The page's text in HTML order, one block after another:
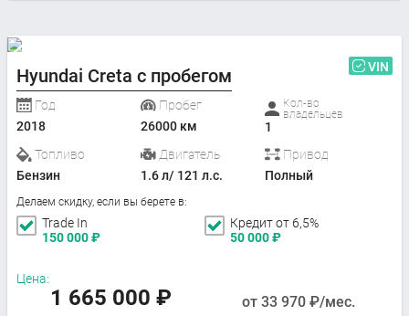
Hyundai Creta с пробегом VIN
Год
2018
Пробег
26000 км
Кол-во
владельцев
1
Топливо
Бензин
Двигатель
1.6 л/ 121 л.с.
Привод
Полный
Делаем скидку, если вы берете в:
Trade In
150 000₽
Кредит от 6,5%
50 000₽
Цена:
1 665 000 ₽ от 33 970 ₽/мес.